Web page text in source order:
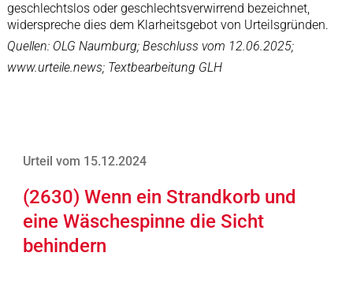
geschlechtslos oder geschlechtsverwirrend bezeichnet,
widerspreche dies dem Klarheitsgebot von Urteilsgründen.
Quellen: OLG Naumburg; Beschluss vom 12.06.2025;
www.urteile.news; Textbearbeitung GLH
Urteil vom 15.12.2024
(2630) Wenn ein Strandkorb und
eine Wäschespinne die Sicht
behindern